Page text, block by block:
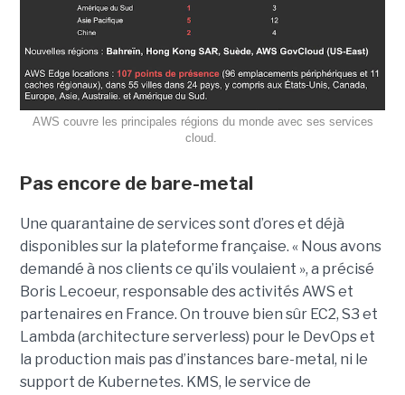
AWS couvre les principales régions du monde avec ses services
cloud.
Pas encore de bare-metal
Une quarantaine de services sont d’ores et déjà
disponibles sur la plateforme française. « Nous avons
demandé à nos clients ce qu’ils voulaient », a précisé
Boris Lecoeur, responsable des activités AWS et
partenaires en France. On trouve bien sûr EC2, S3 et
Lambda (architecture serverless) pour le DevOps et
la production mais pas d’instances bare-metal, ni le
support de Kubernetes. KMS, le service de